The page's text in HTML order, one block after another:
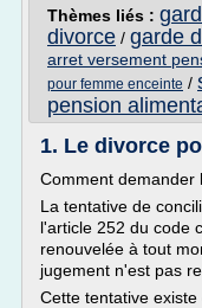
Thèmes liés :
divorce / garde
arret versement
pour femme enceinte /
pension
1. Le divorce
Comment demander
La tentative de
l'article 252 du code
renouvelée à tout
jugement n'est pas
Cette tentative